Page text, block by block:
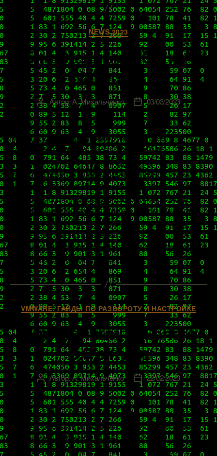
Рубрики
NEWS 2023
Обновленные NSX и Avi
Networks
Автор
записи
Автор:А. Михальченко
Дата
записи
03/03/2023
Когда в 2012 году VMware был куплен
небольшой стартап Nicira, созданный
энтузиастами, которые придумали, как
распространить концепцию серверной
виртуализации и виртуализации хранилища на
сети, мало кто мог предвидеть в какое мощное
направление вырастет идея и какое она будет
иметь влияние на современное построение
мульти-облачных корпоративных сред: NSX –
продукт, что динамично развивается, постоянно
наращивает собственное […]
Рубрики
VMWARE: ГАЙДЫ ПО РАЗВОРОТУ И НАСТРОЙКЕ
Инсталляция vSphere
8.0 с нуля
Автор
записи
Автор:А. Михальченко
Дата
записи
22/02/2023
vSphere – это основа основ для любого
виртуализатора, который стремится работать с
продуктами VMware. Даже не так: это
литосферная плита, на которой все держится,